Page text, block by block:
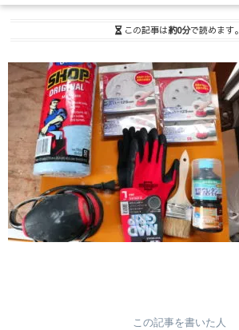
この記事は約0分で読めます。
この記事を書いた人